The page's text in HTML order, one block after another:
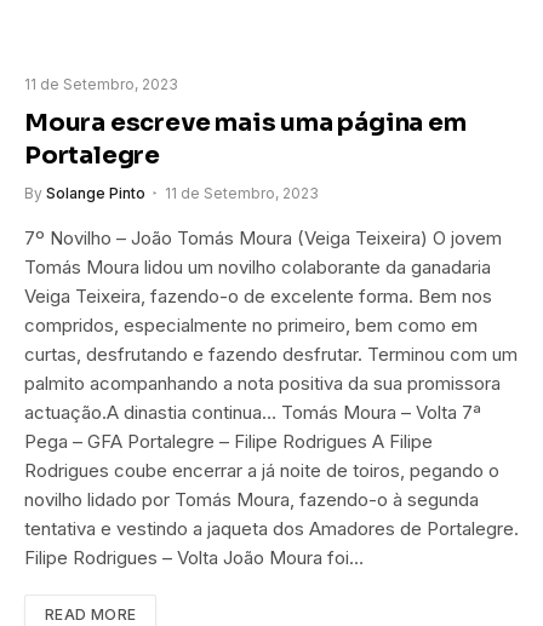
11 de Setembro, 2023
Moura escreve mais uma página em
Portalegre
By Solange Pinto 11 de Setembro, 2023
7º Novilho – João Tomás Moura (Veiga Teixeira) O jovem
Tomás Moura lidou um novilho colaborante da ganadaria
Veiga Teixeira, fazendo-o de excelente forma. Bem nos
compridos, especialmente no primeiro, bem como em
curtas, desfrutando e fazendo desfrutar. Terminou com um
palmito acompanhando a nota positiva da sua promissora
actuação.A dinastia continua… Tomás Moura – Volta 7ª
Pega – GFA Portalegre – Filipe Rodrigues A Filipe
Rodrigues coube encerrar a já noite de toiros, pegando o
novilho lidado por Tomás Moura, fazendo-o à segunda
tentativa e vestindo a jaqueta dos Amadores de Portalegre.
Filipe Rodrigues – Volta João Moura foi…
READ MORE